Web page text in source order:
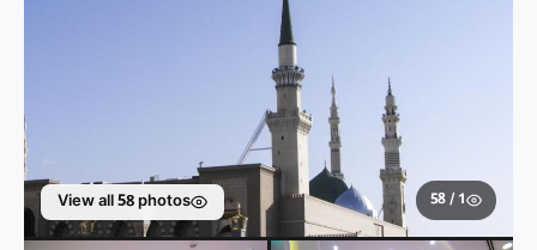
View all 58 photos 1 / 58